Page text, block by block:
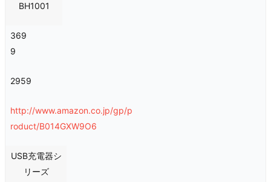
BH1001
369
9
2959
http://www.amazon.co.jp/gp/p
roduct/B014GXW9O6
USB充電器シ
リーズ